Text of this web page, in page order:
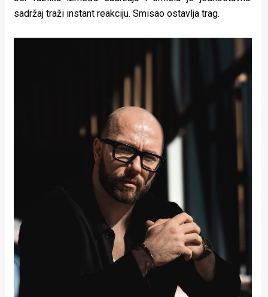
sadržaj traži instant reakciju. Smisao ostavlja trag.